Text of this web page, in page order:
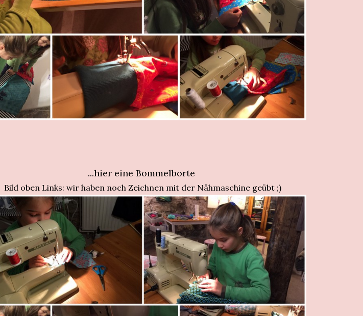
...hier eine Bommelborte
Bild oben Links: wir haben noch Zeichnen mit der Nähmaschine geübt ;)